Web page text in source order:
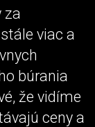
za
viac a
búrania
že vidíme
ceny a